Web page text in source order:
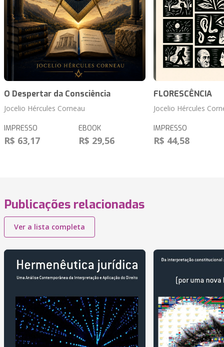
O Despertar da Consciência
Jocelio Hércules Corneau
IMPRESSO
R$ 63,17
EBOOK
R$ 29,56
FLORESCÊNCIA
Jocelio Hércules
IMPRESSO
R$ 44,58
Publicações relacionadas
Ver a lista completa